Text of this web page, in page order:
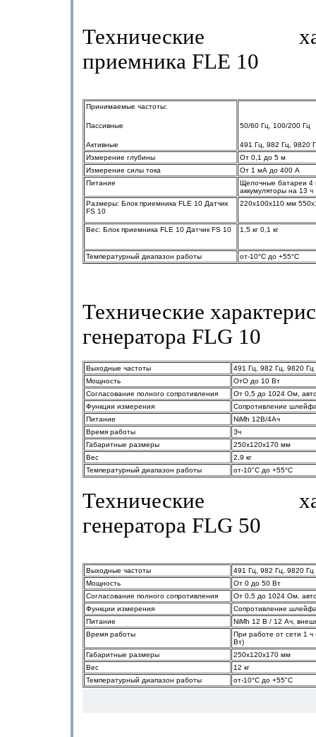
Технические
приемника FLE 10
Принимаемые частоты:
Пассивные
Активные
50/60 Гц , 100/200 Гц
491 Гц , 982 Гц , 9820
Измерение глубины От 0,1 до 5 м
Измерение силы тока От 1 мА до 400 А
Питание
Щелочные батареи 4
аккумуляторы на 13 ч
Размеры: Блок приемника FLE 10 Датчик
FS 10
220x100x110 мм
Вес: Блок приемника FLE 10 Датчик FS 10 1,5 кг 0,1 кг
Температурный диапазон работы от-10°С до +55°С
Технические
генератора FLG 10
Выходные частоты 491 Гц , 982 Гц , 9820 Гц
Мощность
ОтО до 10 Вт
Согласование полного сопротивления От 0,5 до 1024 Ом
Функции измерения Сопротивление
Питание
NiMh 12В/4Ач
Время работы
Зч
Габаритные размеры
250x120x170 мм
Вес
2,9 кг
Температурный диапазон работы от-10"С до +55°С
Технические
генератора FLG 50
Выходные частоты 491 Гц , 982 Гц , 9820 Гц
Мощность
От 0 до 50 Вт
Согласование полного сопротивления От 0,5 до 1024 Ом
Функции измерения Сопротивление
Питание
NiMh 12 В / 12 Ач
Время работы При работе от сети 1 ч
Вт)
Габаритные размеры
250x120x170 мм
Вес
12 кг
Температурный диапазон работы от-10°С до +55"С